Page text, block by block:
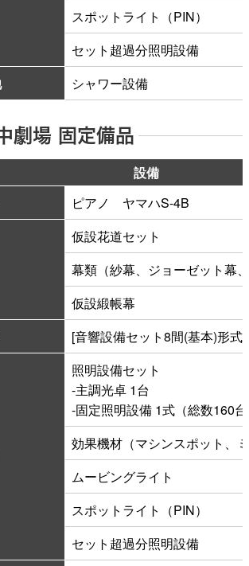
スケジュール
クセシビリティ
ーミングライツ・パートナー
スポットライト（PIN）
セット超過分照明設備
シャワー設備
劇場 固定備品
設備
ピアノ ヤマハS-4B
仮設花道セット
幕類（紗幕、ジョーゼット幕
仮設緞帳幕
[音響設備セット8間(基本)形式
照明設備セット
-主調光卓 1台
-固定照明設備 1式（総数160
効果機材（マシンスポット、
ムービングライト
スポットライト（PIN）
セット超過分照明設備